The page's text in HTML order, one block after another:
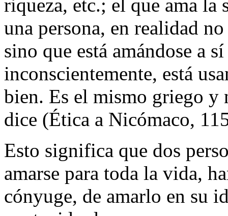
riqueza, etc.; el que ama la
una persona, en realidad
sino que está amándose a
inconscientemente, está
bien. Es el mismo griego
dice (Ética a Nicómaco,
Esto significa que dos
amarse para toda la vida,
cónyuge, de amarlo en su